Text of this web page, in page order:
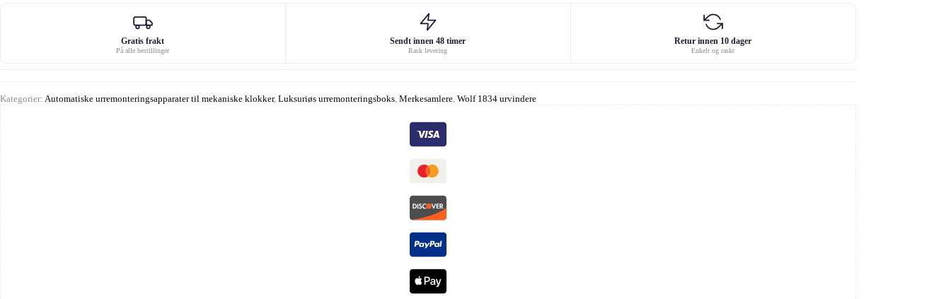
Gratis frakt
På alle bestillinger
Sendt innen 48 timer
Rask levering
Retur innen 10 dager
Enkelt og raskt
Kategorier: Automatiske urremonteringsapparater til mekaniske klokker, Luksuriøs urremonteringsboks Merkesamlere Wolf 1834 urvindere